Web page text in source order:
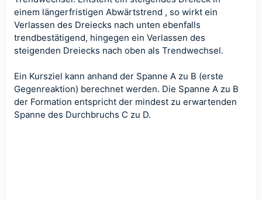
einem längerfristigen Abwärtstrend , so wirkt ein
Verlassen des Dreiecks nach unten ebenfalls
trendbestätigend, hingegen ein Verlassen des
steigenden Dreiecks nach oben als Trendwechsel.
Ein Kursziel kann anhand der Spanne A zu B (erste
Gegenreaktion) berechnet werden. Die Spanne A zu B
der Formation entspricht der mindest zu erwartenden
Spanne des Durchbruchs C zu D.